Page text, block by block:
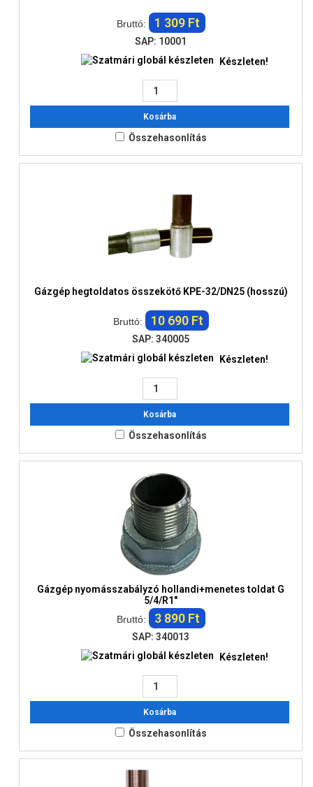
Bruttó: 1 309 Ft
SAP: 10001
Készleten!
Kosárba
Összehasonlítás
Gázgép hegtoldatos összekötő KPE-32/DN25 (hosszú)
Bruttó: 10 690 Ft
SAP: 340005
Készleten!
Kosárba
Összehasonlítás
Gázgép nyomásszabályzó hollandi+menetes toldat G
5/4/R1"
Bruttó:
3 890 Ft
SAP: 340013
Készleten!
Kosárba
Összehasonlítás